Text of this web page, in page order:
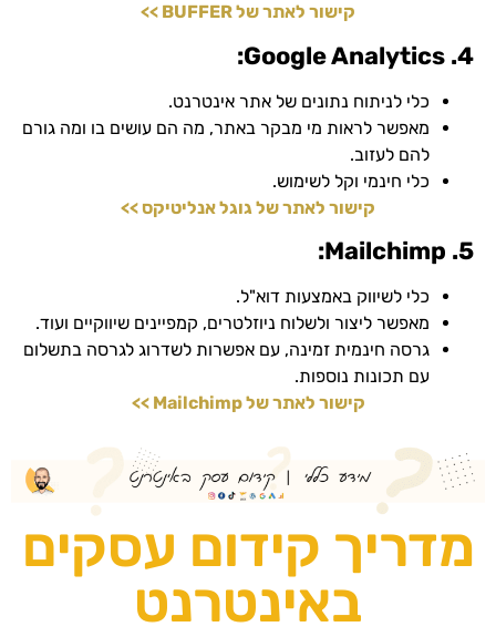
קישור לאתר של BUFFER >>
4. Google Analytics:
כלי לניתוח נתונים של אתר אינטרנט.
מאפשר לראות מי מבקר באתר, מה הם עושים בו ומה גורם
להם לעזוב.
כלי חינמי וקל לשימוש.
קישור לאתר של גוגל אנליטיקס >>
5. Mailchimp:
כלי לשיווק באמצעות דוא"ל.
מאפשר ליצור ולשלוח ניוזלטרים, קמפיינים שיווקיים ועוד.
גרסה חינמית זמינה, עם אפשרות לשדרוג לגרסה בתשלום
עם תכונות נוספות.
קישור לאתר של Mailchimp >>
מדריך קידום עסקים
באינטרנט